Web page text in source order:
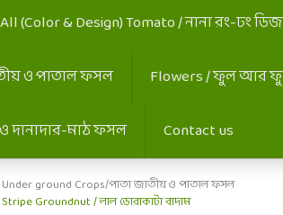
All (Color & Design) Tomato / নানা রং-ঢং
ও পাতাল ফসল Flowers / ফুল আর
দানাদার-মাঠ ফসল Contact us
ground Crops/পাতা জাতীয় ও পাতাল ফসল
Stripe Groundnut / লাল ডোরাকাটা বাদাম